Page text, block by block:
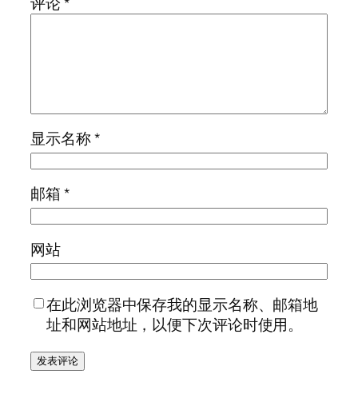
显示名称*
邮箱*
网站
在此浏览器中保存我的显示名称、邮箱地
址和网站地址，以便下次评论时使用。